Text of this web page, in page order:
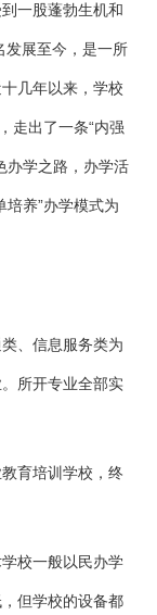
一股蓬勃生机和
发展至今，是一所
几年以来，学校
走出了一条“内强
办学之路，办学活
培养”办学模式为
、信息服务类为
所开专业全部实
育培训学校，终
校一般以民办学
但学校的设备都